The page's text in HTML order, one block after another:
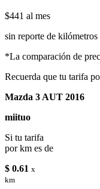
$441 al mes
sin reporte de kilómetros
*La comparación de
Recuerda que tu tarifa
Mazda 3 AUT 2016
miituo
Si tu tarifa
por km es de
$ 0.61 x
km